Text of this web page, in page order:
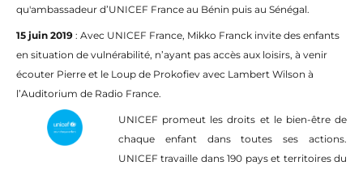
qu'ambassadeur d’UNICEF France au Bénin puis au Sénégal.
15 juin 2019 : Avec UNICEF France, Mikko Franck invite des enfants
en situation de vulnérabilité, n’ayant pas accès aux loisirs, à venir
écouter Pierre et le Loup de Prokofiev avec Lambert Wilson à
l’Auditorium de Radio France.
UNICEF promeut les droits et le bien-être de
chaque enfant dans toutes ses actions.
UNICEF travaille dans 190 pays et territoires du